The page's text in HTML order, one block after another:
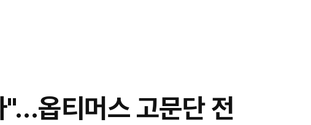
옵티머스 고문단 전